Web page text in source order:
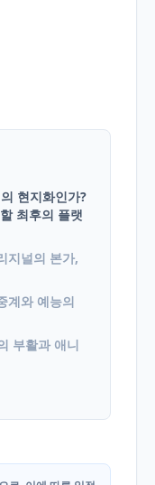
현지화인가?
최후의 플랫
지널의 본가,
계와 예능의
부활과 애니